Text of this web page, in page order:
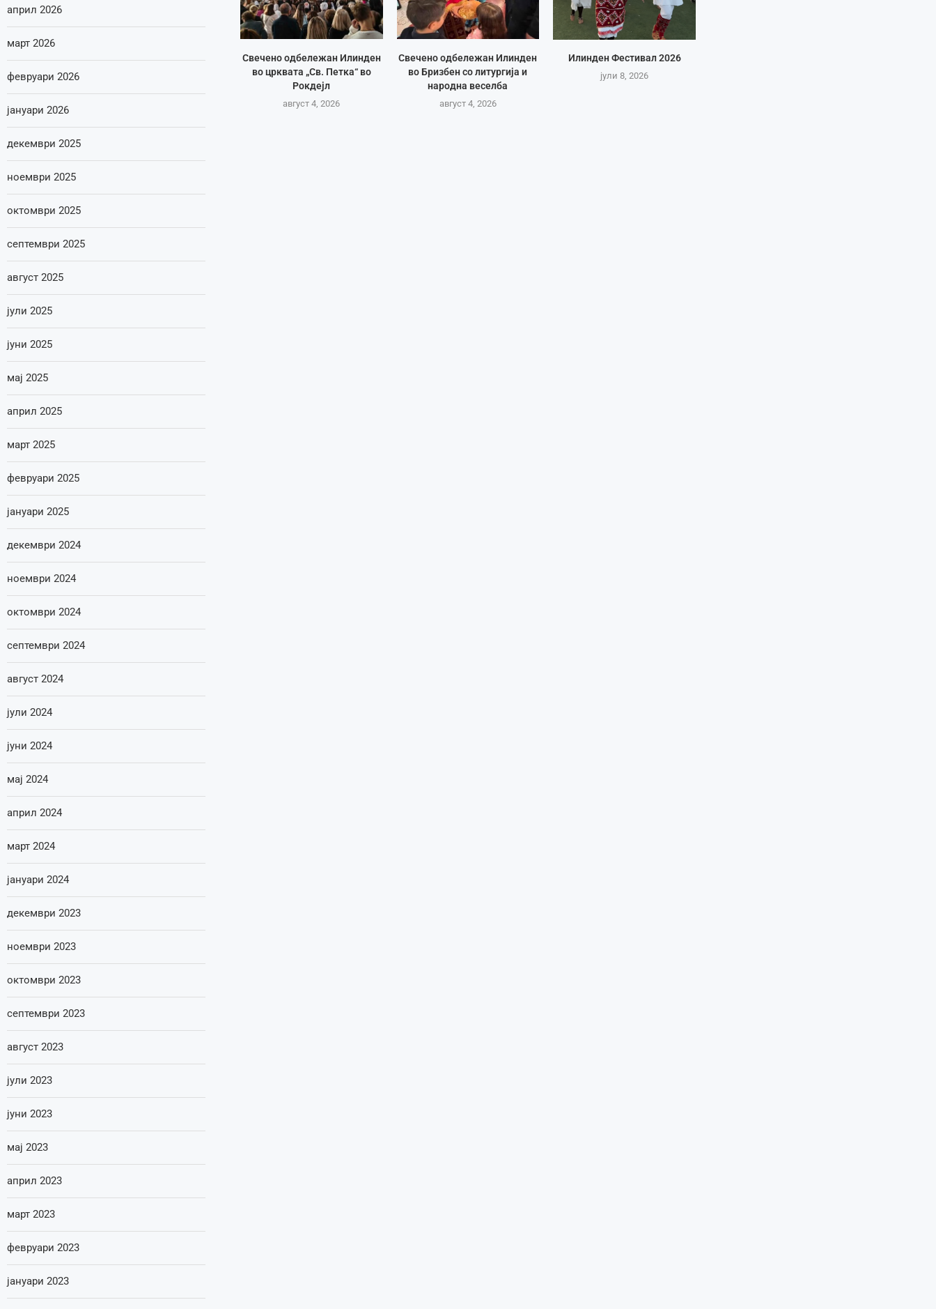
Свечено одбележан Илинден
во црквата „Св. Петка“ во
Рокдејл
август 4, 2026
Свечено одбележан Илинден
во Бризбен со литургија и
народна веселба
август 4, 2026
Илинден Фестивал 2026
јули 8, 2026
април 2026
март 2026
февруари 2026
јануари 2026
декември 2025
ноември 2025
октомври 2025
септември 2025
август 2025
јули 2025
јуни 2025
мај 2025
април 2025
март 2025
февруари 2025
јануари 2025
декември 2024
ноември 2024
октомври 2024
септември 2024
август 2024
јули 2024
јуни 2024
мај 2024
април 2024
март 2024
јануари 2024
декември 2023
ноември 2023
октомври 2023
септември 2023
август 2023
јули 2023
јуни 2023
мај 2023
април 2023
март 2023
февруари 2023
јануари 2023